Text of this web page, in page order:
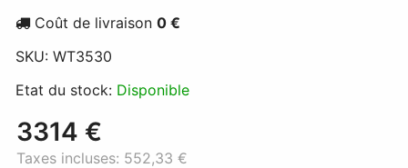
Coût de livraison 0 €
SKU: WT3530
Etat du stock: Disponible
3314 €
Taxes incluses: 552,33 €